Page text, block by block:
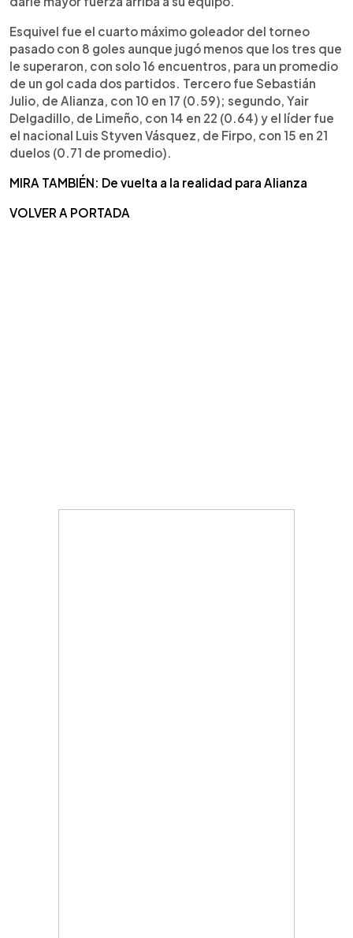
Esquivel fue el cuarto máximo goleador del torneo
pasado con 8 goles aunque jugó menos que los tres que
le superaron, con solo 16 encuentros, para un promedio
de un gol cada dos partidos. Tercero fue Sebastián
Julio, de Alianza, con 10 en 17 (0.59); segundo, Yair
Delgadillo, de Limeño, con 14 en 22 (0.64) y el líder fue
el nacional Luis Styven Vásquez, de Firpo, con 15 en 21
duelos (0.71 de promedio).
MIRA TAMBIÉN: De vuelta a la realidad para Alianza
VOLVER A PORTADA